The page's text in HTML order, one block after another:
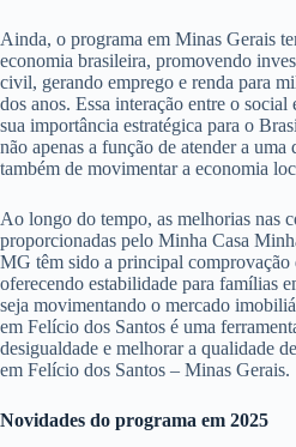
Ainda, o programa em Minas Gerais
economia brasileira, promovendo
civil, gerando emprego e renda para
dos anos. Essa interação entre o
sua importância estratégica para o
não apenas a função de atender a
também de movimentar a economia
Ao longo do tempo, as melhorias nas
proporcionadas pelo Minha Casa
MG têm sido a principal comprovação
oferecendo estabilidade para famílias
seja movimentando o mercado
em Felício dos Santos é uma
desigualdade e melhorar a qualidade
em Felício dos Santos – Minas Gerais.
Novidades do programa em 2025